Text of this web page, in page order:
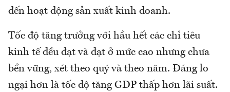
đến hoạt động sản xuất kinh doanh.
Tốc độ tăng trưởng với hầu hết các chỉ tiêu
kinh tế đều đạt và đạt ở mức cao nhưng chưa
bền vững, xét theo quý và theo năm. Đáng lo
ngại hơn là tốc độ tăng GDP thấp hơn lãi suất.